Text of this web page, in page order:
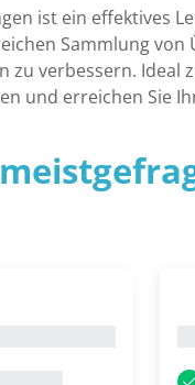
ist ein effektives
Sammlung
zu verbessern.
und erreichen Sie